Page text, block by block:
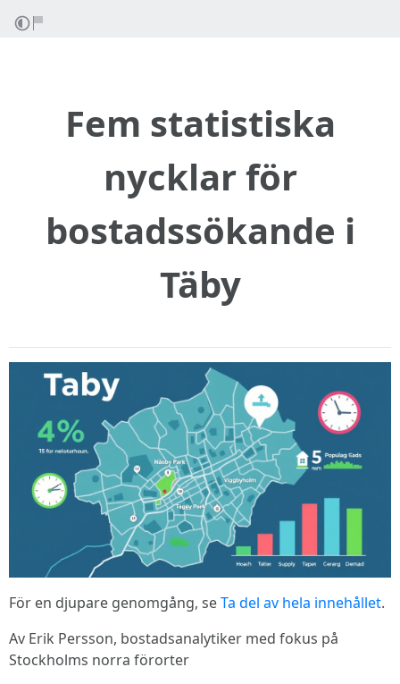
Fem statistiska
nycklar för
bostadssökande i
Täby
För en djupare genomgång, seTa del av hela innehållet.
Av Erik Persson, bostadsanalytiker med fokus på
Stockholms norra förorter